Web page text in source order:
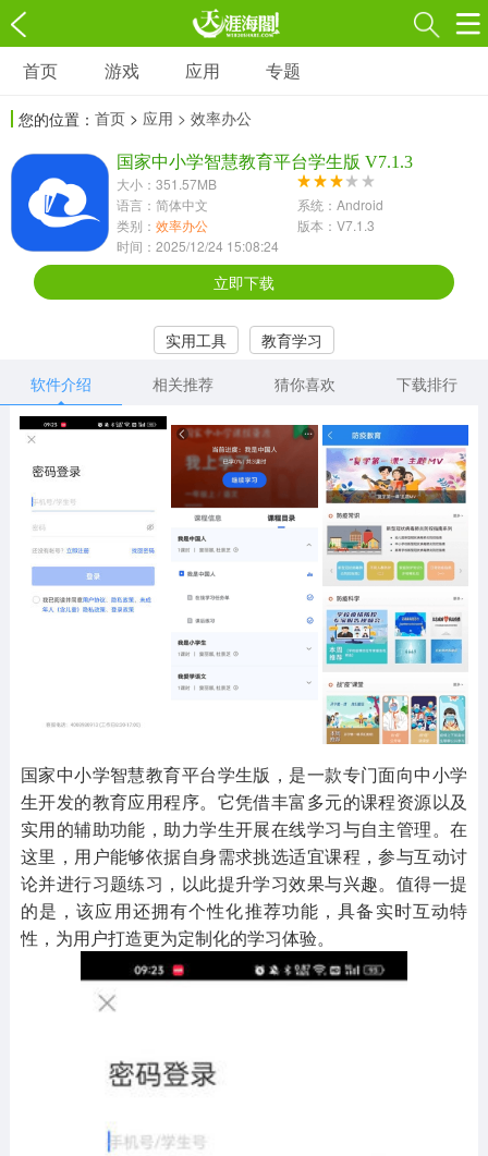
游戏
3697款应用
1597款应用
1789款应用
休闲益智
13387款应用
2196款应用
冒险解谜
418款应用
音乐舞蹈
269款应用
2716款应用
515款应用
其他
游戏助手
515款应用
MOD游戏
1056款应用
首页 游戏 应用 专题
您的位置： 首页 > 应用 > 效率办公
国家中小学智慧教育平台学生版 V7.1.3
大小：351.57MB
语言：简体中文
系统：Android
类别： 效率办公
版本：V7.1.3
时间：2025/12/24 15:08:24
立即下载
实用工具
教育学习
软件介绍
相关推荐 猜你喜欢 下载排行
国家中小学智慧教育平台学生版，是一款专门面向中小学
生开发的教育应用程序。它凭借丰富多元的课程资源以及
实用的辅助功能，助力学生开展在线学习与自主管理。在
这里，用户能够依据自身需求挑选适宜课程，参与互动讨
论并进行习题练习，以此提升学习效果与兴趣。值得一提
的是，该应用还拥有个性化推荐功能，具备实时互动特
性，为用户打造更为定制化的学习体验。